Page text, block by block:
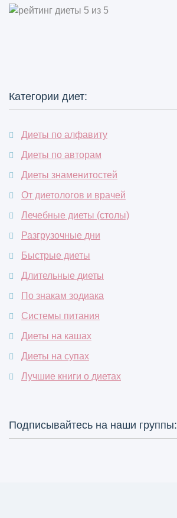
Категории диет:
Диеты по алфавиту
Диеты по авторам
Диеты знаменитостей
От диетологов и врачей
Лечебные диеты (столы)
Разгрузочные дни
Быстрые диеты
Длительные диеты
По знакам зодиака
Системы питания
Диеты на кашах
Диеты на супах
Лучшие книги о диетах
Подписывайтесь на наши группы: